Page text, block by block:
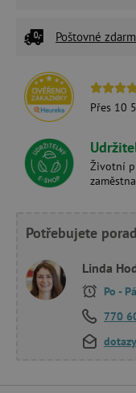
Poštovné
Přes 10
Životní
Potřebujete
Linda
Po -
770